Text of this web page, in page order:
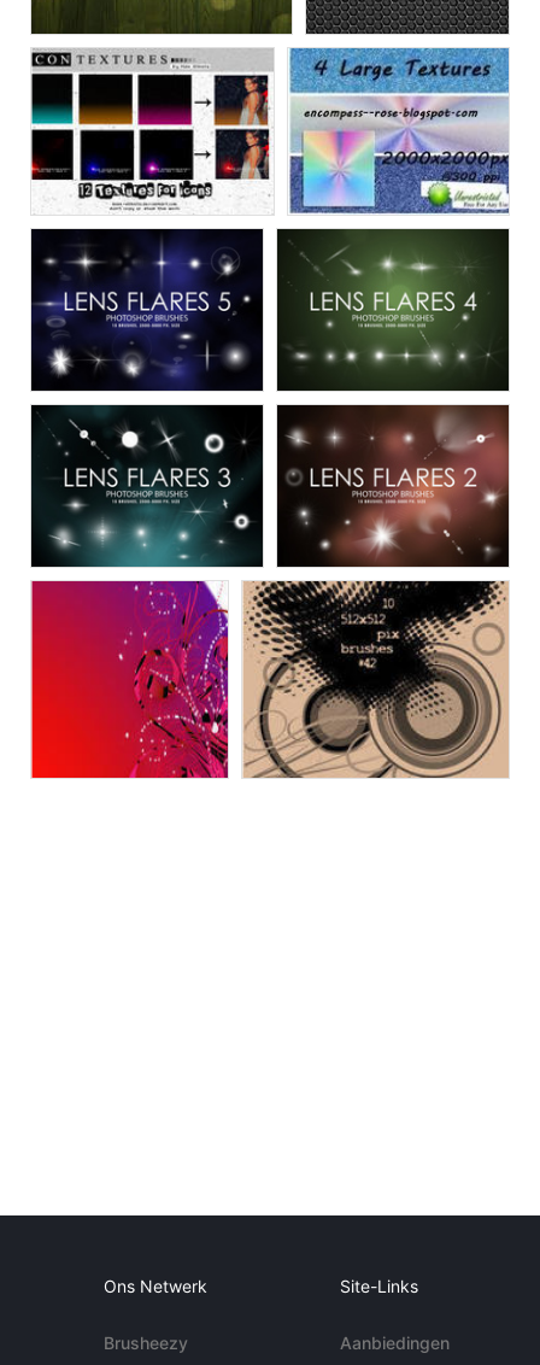
Ons Netwerk
Brusheezy
Site-Links
Aanbiedingen